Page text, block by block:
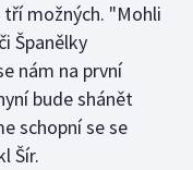
možných. "Mohli
Španělky
nám na první
bude shánět
schopní se se
Šír.